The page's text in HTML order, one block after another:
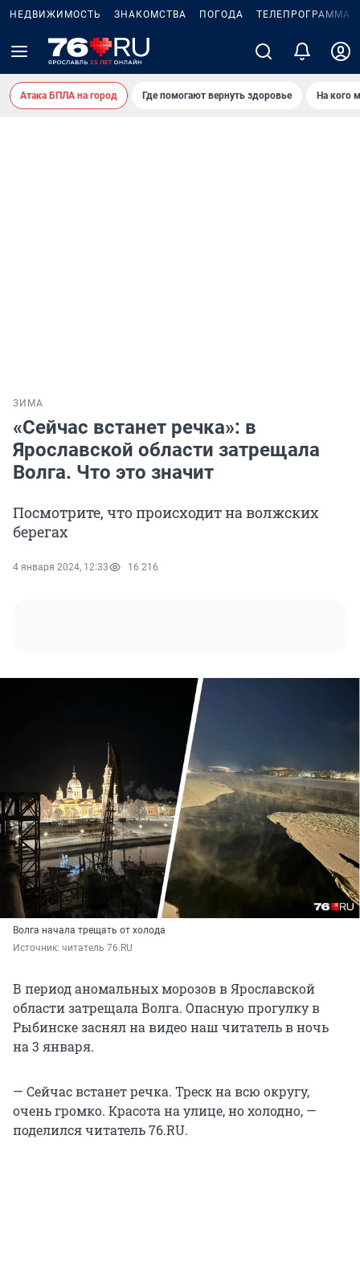
НЕДВИЖИМОСТЬ ЗНАКОМСТВА ПОГОДА ТЕЛЕПРОГРАММА
Атака БПЛА на город Где помогают вернуть здоровье На кого
ЗИМА
«Сейчас встанет речка»: в
Ярославской области затрещала
Волга. Что это значит
Посмотрите, что происходит на волжских
берегах
4 января 2024, 12:33 16 216
Волга начала трещать от холода
Источник: читатель 76.RU
В период аномальных морозов в Ярославской
области затрещала Волга. Опасную прогулку в
Рыбинске заснял на видео наш читатель в ночь
на 3 января.
— Сейчас встанет речка. Треск на всю округу,
очень громко. Красота на улице, но холодно, —
поделился читатель 76.RU.